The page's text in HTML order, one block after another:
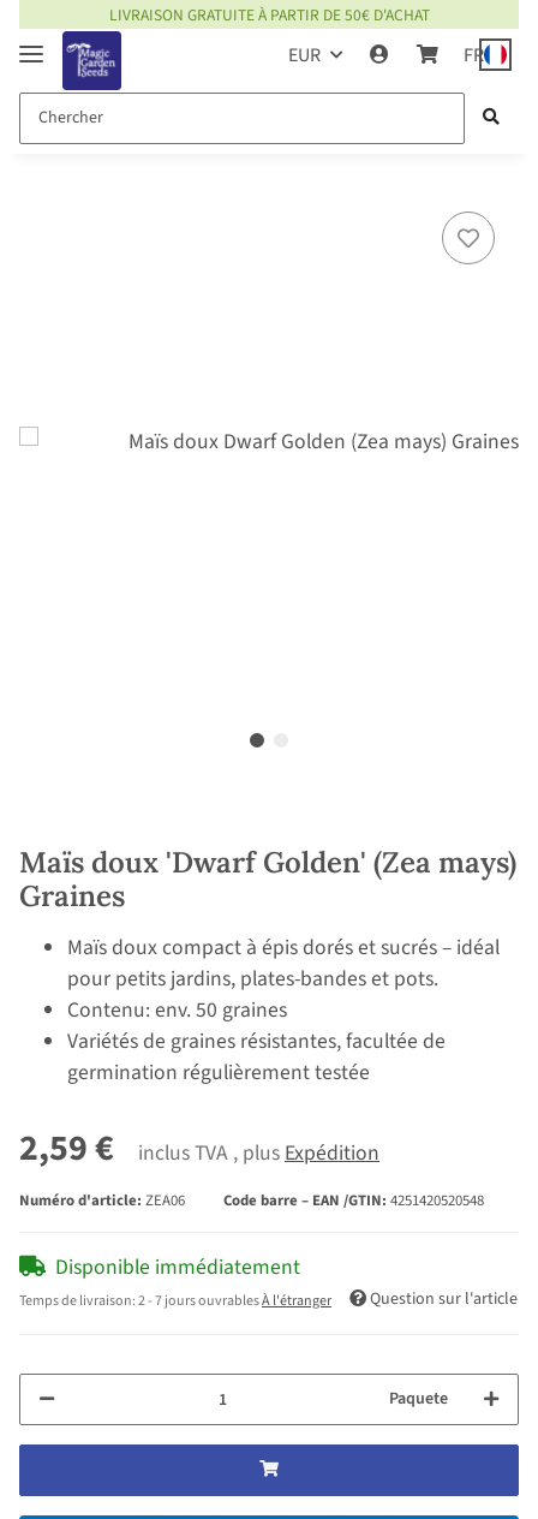
LIVRAISON GRATUITE À PARTIR DE 50€ D'ACHAT
EUR FR
Maïs doux 'Dwarf Golden' (Zea mays)
Graines
Maïs doux compact à épis dorés et sucrés – idéal
pour petits jardins, plates-bandes et pots.
Contenu: env. 50 graines
Variétés de graines résistantes, facultée de
germination régulièrement testée
2,59 € inclus TVA , plusExpédition
Numéro d'article: ZEA06 Code barre – EAN /GTIN: 4251420520548
Disponible immédiatement
Temps de livraison:2 - 7 jours ouvrablesÀ l'étranger Question sur l'article
Paquete